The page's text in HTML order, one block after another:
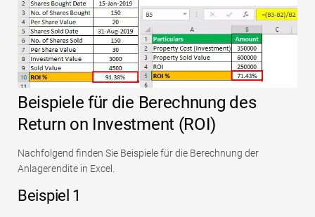
Beispiele für die Berechnung des
Return on Investment (ROI)
Nachfolgend finden Sie Beispiele für die Berechnung der
Anlagerendite in Excel.
Beispiel 1